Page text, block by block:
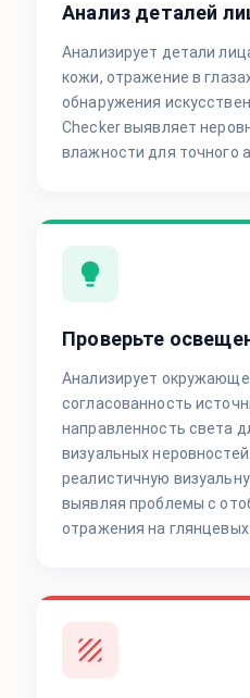
Анализ деталей
Анализирует детали
кожи, отражение в
обнаружения
Checker выявляет
влажности для точного
Проверьте
Анализирует
согласованность
направленность света
визуальных
реалистичную
выявляя проблемы с
отражения на глянцевых